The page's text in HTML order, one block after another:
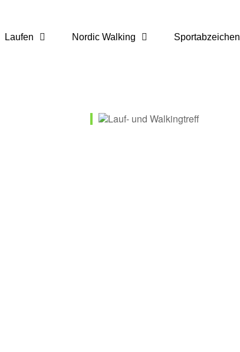
Laufen Nordic Walking Sportabzeichen